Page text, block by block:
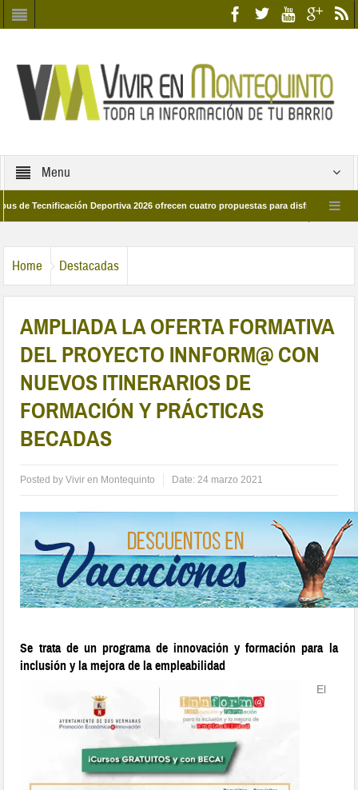
Menu
Tecnificación Deportiva 2026 ofrecen cuatro propuestas para disfrutar del deporte
Home Destacadas
AMPLIADA LA OFERTA FORMATIVA
DEL PROYECTO INNFORM@ CON
NUEVOS ITINERARIOS DE
FORMACIÓN Y PRÁCTICAS
BECADAS
Posted byVivir en Montequinto Date:24 marzo 2021
Se trata de un programa de innovación y formación para la
inclusión y la mejora de la empleabilidad
El